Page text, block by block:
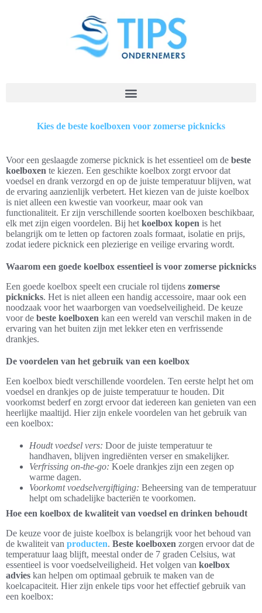
Kies de beste koelboxen voor zomerse picknicks
Voor een geslaagde zomerse picknick is het essentieel om de beste
koelboxen te kiezen. Een geschikte koelbox zorgt ervoor dat
voedsel en drank verzorgd en op de juiste temperatuur blijven, wat
de ervaring aanzienlijk verbetert. Het kiezen van de juiste koelbox
is niet alleen een kwestie van voorkeur, maar ook van
functionaliteit. Er zijn verschillende soorten koelboxen beschikbaar,
elk met zijn eigen voordelen. Bij het koelbox kopen is het
belangrijk om te letten op factoren zoals formaat, isolatie en prijs,
zodat iedere picknick een plezierige en veilige ervaring wordt.
Waarom een goede koelbox essentieel is voor zomerse picknicks
Een goede koelbox speelt een cruciale rol tijdens zomerse
picknicks. Het is niet alleen een handig accessoire, maar ook een
noodzaak voor het waarborgen van voedselveiligheid. De keuze
voor de beste koelboxen kan een wereld van verschil maken in de
ervaring van het buiten zijn met lekker eten en verfrissende
drankjes.
De voordelen van het gebruik van een koelbox
Een koelbox biedt verschillende voordelen. Ten eerste helpt het om
voedsel en drankjes op de juiste temperatuur te houden. Dit
voorkomst bederf en zorgt ervoor dat iedereen kan genieten van een
heerlijke maaltijd. Hier zijn enkele voordelen van het gebruik van
een koelbox:
Houdt voedsel vers: Door de juiste temperatuur te
handhaven, blijven ingrediënten verser en smakelijker.
Verfrissing on-the-go: Koele drankjes zijn een zegen op
warme dagen.
Voorkomt voedselvergiftiging: Beheersing van de temperatuur
helpt om schadelijke bacteriën te voorkomen.
Hoe een koelbox de kwaliteit van voedsel en drinken behoudt
De keuze voor de juiste koelbox is belangrijk voor het behoud van
de kwaliteit van producten. Beste koelboxen zorgen ervoor dat de
temperatuur laag blijft, meestal onder de 7 graden Celsius, wat
essentieel is voor voedselveiligheid. Het volgen van koelbox
advies kan helpen om optimaal gebruik te maken van de
koelcapaciteit. Hier zijn enkele tips voor het effectief gebruik van
een koelbox: